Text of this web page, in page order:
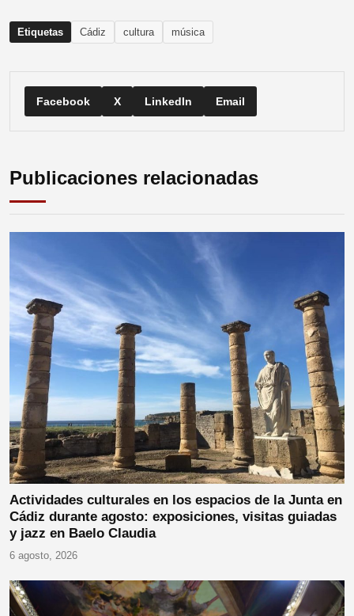
Etiquetas Cádiz cultura música
Facebook X LinkedIn Email
Publicaciones relacionadas
Actividades culturales en los espacios de la Junta en
Cádiz durante agosto: exposiciones, visitas guiadas
y jazz en Baelo Claudia
6 agosto, 2026